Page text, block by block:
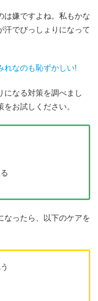
は嫌ですよね。私もかな
汗でびっしょりになって
れなのも恥ずかしい!
になる対策を調べまし
お試しください。
なったら、以下のケアを